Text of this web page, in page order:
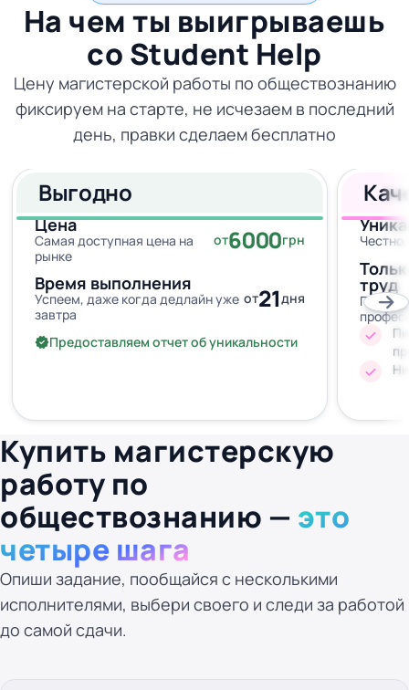
На чем ты выигрываешь
со Student Help
Цену магистерской работы по обществознанию
фиксируем на старте, не исчезаем в последний
день, правки сделаем бесплатно
Выгодно
Цена
Самая доступная цена на
рынке
от6000грн
Время выполнения
Успеем, даже когда дедлайн уже
завтра
от21дня
Предоставляем отчет об уникальности
труд
Купить магистерскую
работу по
обществознанию — это
четыре шага
Опиши задание, пообщайся с несколькими
исполнителями, выбери своего и следи за работой
до самой сдачи.